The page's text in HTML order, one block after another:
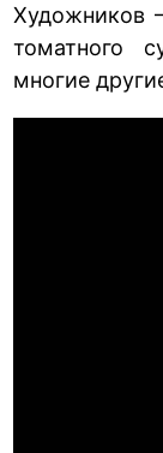
Художников
томатного
многие